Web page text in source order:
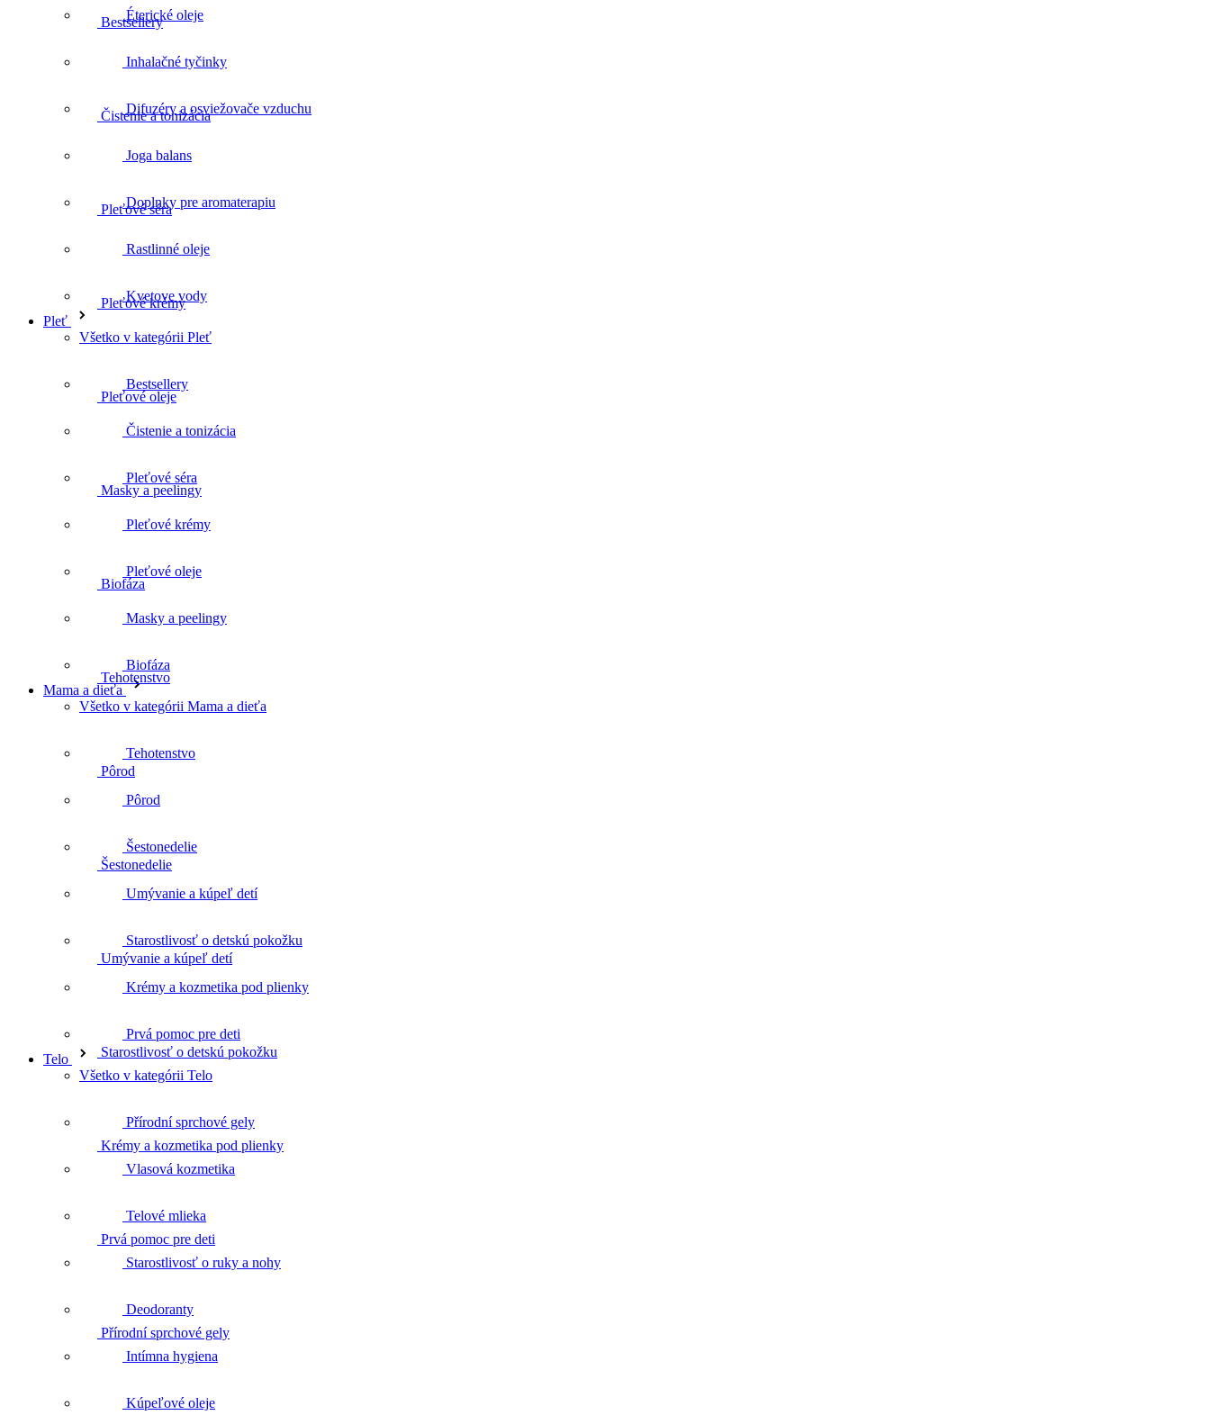
Pôrod
Krémy a kozmetika pod plienky
Prvá pomoc pre deti
Přírodní sprchové gely
Vlasová kozmetika
Éterické oleje
Inhalačné tyčinky
Difuzéry a osviežovače vzduchu
Joga balans
Doplnky pre aromaterapiu
Rastlinné oleje
Kvetove vody
Pleť
Všetko v kategórii Pleť
Bestsellery
Čistenie a tonizácia
Pleťové séra
Pleťové krémy
Pleťové oleje
Masky a peelingy
Biofáza
Mama a dieťa
Všetko v kategórii Mama a dieťa
Tehotenstvo
Pôrod
Šestonedelie
Umývanie a kúpeľ detí
Starostlivosť o detskú pokožku
Krémy a kozmetika pod plienky
Prvá pomoc pre deti
Telo
Všetko v kategórii Telo
Přírodní sprchové gely
Vlasová kozmetika
Telové mlieka
Starostlivosť o ruky a nohy
Deodoranty
Intímna hygiena
Kúpeľové oleje